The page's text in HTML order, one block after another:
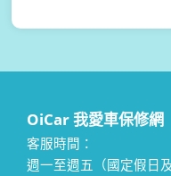
OiCar 我愛車保修網
客服時間：
週一至週五（國定假日